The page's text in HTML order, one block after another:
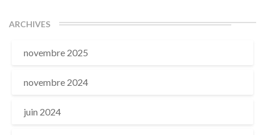
ARCHIVES
novembre 2025
novembre 2024
juin 2024